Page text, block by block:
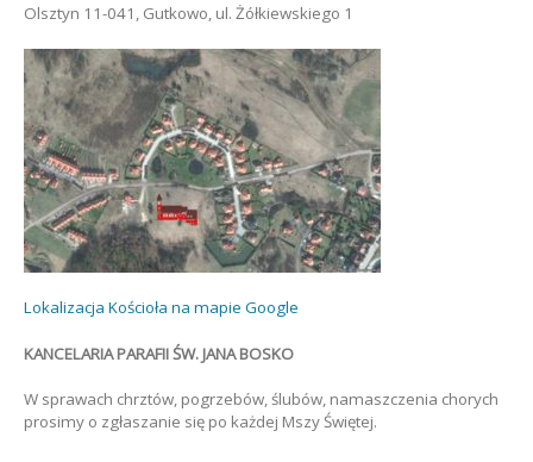
Olsztyn 11-041, Gutkowo, ul. Żółkiewskiego 1
Lokalizacja Kościoła na mapie Google
KANCELARIA PARAFII ŚW. JANA BOSKO
W sprawach chrztów, pogrzebów, ślubów, namaszczenia chorych
prosimy o zgłaszanie się po każdej Mszy Świętej.